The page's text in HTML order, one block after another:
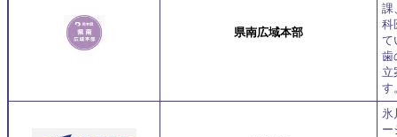
県南広域本部
課
科
て
歯
立
す
氷
ー